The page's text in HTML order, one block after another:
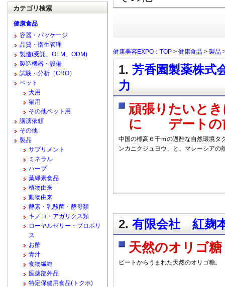
健康美容EXPO：TOP > 健康食品 > 製品
1. 芳香園製薬株式
力
頑張りたい
に デートの
中国の標高６千ｍの過酷な自然環境タ
ンカニクジュヨウ」と、マレーシアの
2. 有限会社 紅麹
天然のオリゴ糖
ビートからうまれた天然のオリゴ糖。
カテゴリ検索
健康食品
容器・パッケージ
品質・衛生管理
製造(受託、OEM、ODM)
製造機器・設備
試験・分析（CRO）
ペット
犬用
猫用
その他ペット用
講演依頼
その他
製品
サプリメント
ミネラル
ハーブ
葉緑素食品
植物由来
動物由来
酵素・乳酸菌・酵母類
キノコ・アガリクス類
ローヤルゼリー・プロポリ
ス
お酢
青汁
食物繊維
医薬部外品
特定保健用食品(トクホ)